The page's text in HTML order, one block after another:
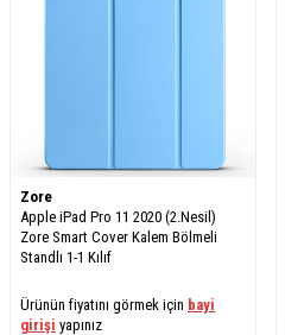
Zore
Apple iPad Pro 11 2020 (2.Nesil)
Zore Smart Cover Kalem Bölmeli
Standlı 1-1 Kılıf
Ürünün fiyatını görmek için bayi
girişi yapınız